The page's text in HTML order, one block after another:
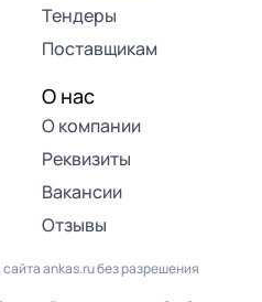
Тендеры
Поставщикам
О нас
О компании
Реквизиты
Вакансии
Отзывы
ankas.ru без разрешения